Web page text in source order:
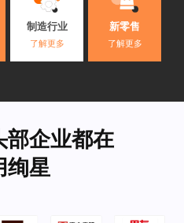
制造行业
了解更多
新零售
了解更多
部企业都在
绚星